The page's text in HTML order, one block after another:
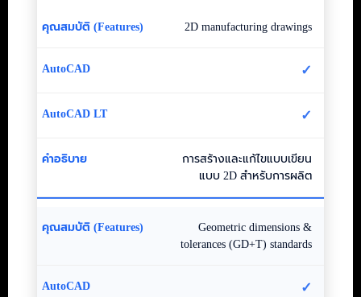
2D manufacturing drawings
✓
✓
การสร้างและแก้ไขแบบเขียน
แบบ 2D สำหรับการผลิต
Geometric dimensions &
tolerances (GD+T) standards
✓